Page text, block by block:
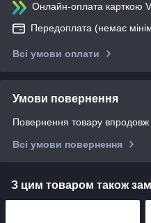
Онлайн-оплата карткою
Передоплата (немає
Всі умови оплати
Умови повернення
Повернення товару впродовж
Всі умови повернення
З цим товаром також